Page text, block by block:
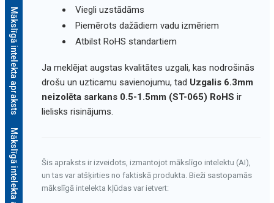
Mākslīgā intelekta apraksts
Viegli uzstādāms
Piemērots dažādiem vadu izmēriem
Atbilst RoHS standartiem
Ja meklējat augstas kvalitātes uzgali, kas nodrošinās
drošu un uzticamu savienojumu, tad Uzgalis 6.3mm
neizolēta sarkans 0.5-1.5mm (ST-065) RoHS ir
lielisks risinājums.
Šis apraksts ir izveidots, izmantojot mākslīgo intelektu (AI),
un tas var atšķirties no faktiskā produkta. Bieži sastopamās
mākslīgā intelekta kļūdas var ietvert: